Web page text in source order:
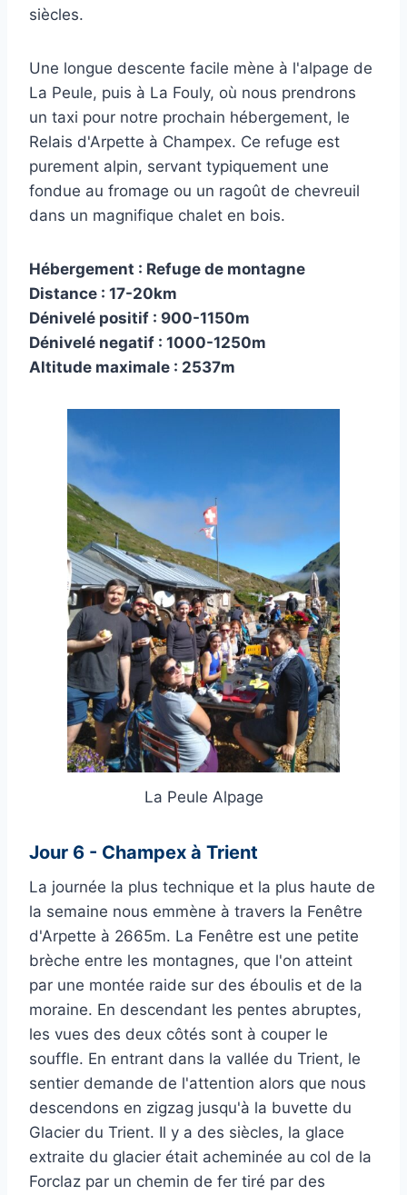
siècles.
Une longue descente facile mène à l'alpage de
La Peule, puis à La Fouly, où nous prendrons
un taxi pour notre prochain hébergement, le
Relais d'Arpette à Champex. Ce refuge est
purement alpin, servant typiquement une
fondue au fromage ou un ragoût de chevreuil
dans un magnifique chalet en bois.
Hébergement : Refuge de montagne
Distance : 17-20km
Dénivelé positif : 900-1150m
Dénivelé negatif : 1000-1250m
Altitude maximale : 2537m
La Peule Alpage
Jour 6 - Champex à Trient
La journée la plus technique et la plus haute de
la semaine nous emmène à travers la Fenêtre
d'Arpette à 2665m. La Fenêtre est une petite
brèche entre les montagnes, que l'on atteint
par une montée raide sur des éboulis et de la
moraine. En descendant les pentes abruptes,
les vues des deux côtés sont à couper le
souffle. En entrant dans la vallée du Trient, le
sentier demande de l'attention alors que nous
descendons en zigzag jusqu'à la buvette du
Glacier du Trient. Il y a des siècles, la glace
extraite du glacier était acheminée au col de la
Forclaz par un chemin de fer tiré par des